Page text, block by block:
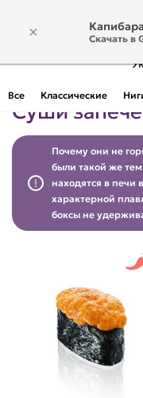
Все Классические
Суши
Почему они не
были такой же
находятся в печи
характерной
боксы не
× Капибара
Скачать в